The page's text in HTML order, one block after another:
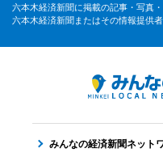
六本木経済新聞に掲載の記事・写真
六本木経済新聞またはその情報提供者
みんなの経済新聞ネット